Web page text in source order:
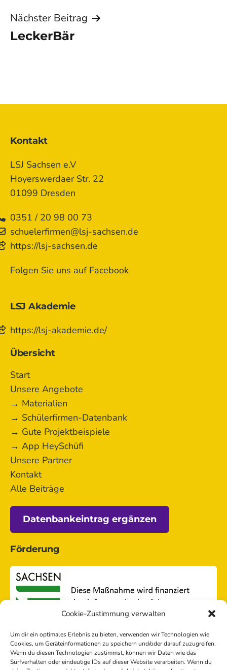
Cookie-Zustimmung verwalten
Um dir ein optimales Erlebnis zu bieten, verwenden wir Technologien wie
Cookies, um Geräteinformationen zu speichern und/oder darauf zuzugreifen.
Wenn du diesen Technologien zustimmst, können wir Daten wie das
Surfverhalten oder eindeutige IDs auf dieser Website verarbeiten. Wenn du
Nächster Beitrag
LeckerBär
Kontakt
LSJ Sachsen e.V
Hoyerswerdaer Str. 22
01099 Dresden
0351 / 20 98 00 73
schuelerfirmen@lsj-sachsen.de
https://lsj-sachsen.de
Folgen Sie uns auf Facebook
LSJ Akademie
https://lsj-akademie.de/
Übersicht
Start
Unsere Angebote
→ Materialien
→ Schülerfirmen-Datenbank
→ Gute Projektbeispiele
→ App HeySchüfi
Unsere Partner
Kontakt
Alle Beiträge
Datenbankeintrag ergänzen
Förderung